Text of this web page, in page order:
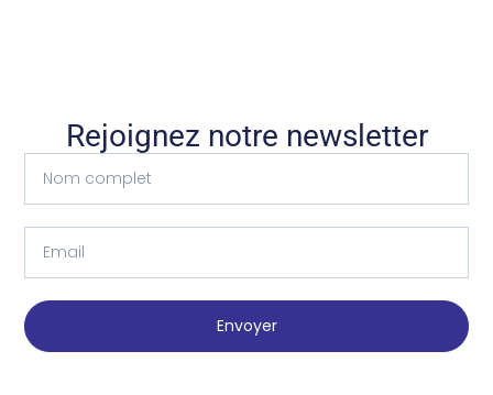
Rejoignez notre newsletter
Envoyer